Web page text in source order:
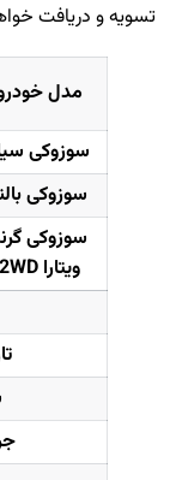
تسویه و دریافت
مدل
سوزوکی
سوزوکی
سوزوکی
ویتارا 2WD